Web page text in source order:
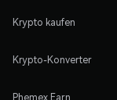
Krypto kaufen
Krypto-Konverter
Phemex Earn